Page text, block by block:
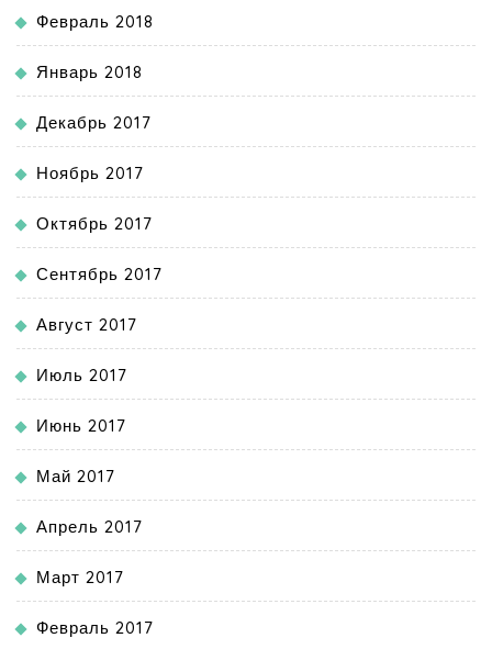
Февраль 2018
Январь 2018
Декабрь 2017
Ноябрь 2017
Октябрь 2017
Сентябрь 2017
Август 2017
Июль 2017
Июнь 2017
Май 2017
Апрель 2017
Март 2017
Февраль 2017